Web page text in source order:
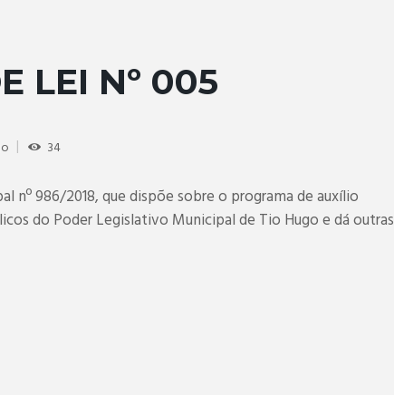
LEI Nº 005
34
nº 986/2018, que dispõe sobre o programa de auxílio
do Poder Legislativo Municipal de Tio Hugo e dá outras